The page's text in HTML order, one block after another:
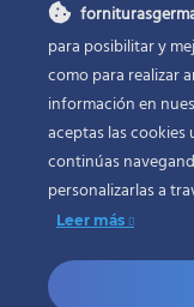
CONTACTO
Fornituras Germanías,
Phone:96 341 53 35
Email:
para posibilitar y
como para realizar
información en
aceptas las cookies
continúas
personalizarlas a
Leer más